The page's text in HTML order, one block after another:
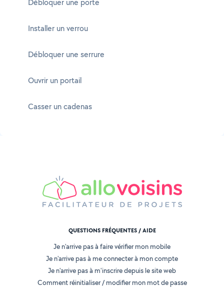
Débloquer une porte
Installer un verrou
Débloquer une serrure
Ouvrir un portail
Casser un cadenas
QUESTIONS FRÉQUENTES / AIDE
Je n'arrive pas à faire vérifier mon mobile
Je n'arrive pas à me connecter à mon compte
Je n'arrive pas à m'inscrire depuis le site web
Comment réinitialiser / modifier mon mot de passe